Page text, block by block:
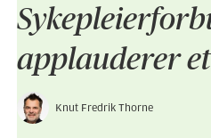
applauderer
Knut Fredrik Thorne